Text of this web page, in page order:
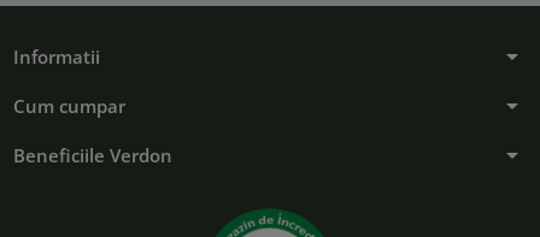
Informatii arrow_drop_down
Cum cumpar arrow_drop_down
Beneficiile Verdon arrow_drop_down